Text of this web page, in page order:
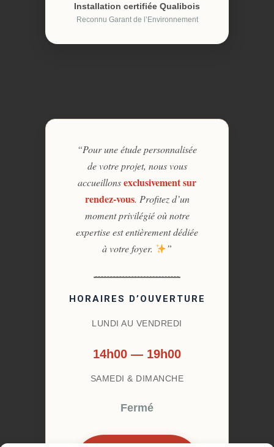
Installation certifiée Qualibois
Reconnu Garant de l’Environnement
“Pour une étude personnalisée
de votre projet, nous vous
accueillonsexclusivement sur
rendez-vous. Profitez d’un
moment privilégié où notre
expertise est entièrement dédiée
à votre foyer.
”
HORAIRES D’OUVERTURE
LUNDI AU VENDREDI
14h00 — 19h00
SAMEDI & DIMANCHE
Fermé